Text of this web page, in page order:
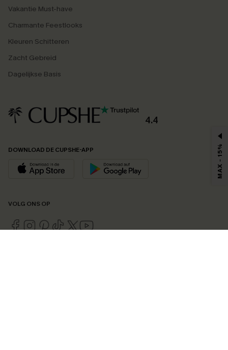
Vakantie Must-have
Charmante Feestlooks
Kleuren Schitteren
Zacht Gebreid
Dagelijkse Basis
4.4
DOWNLOAD DE CUPSHE-APP
VOLG ONS OP
MAX - 15%